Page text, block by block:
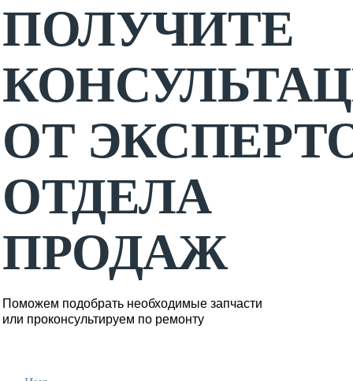
ПОЛУЧИТЕ
ОТ
ОТДЕЛА
ПРОДАЖ
Поможем подобрать необходимые запчасти
или проконсультируем по ремонту